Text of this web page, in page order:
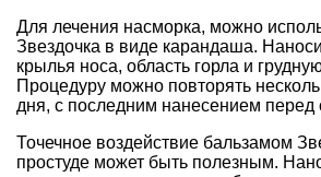
Для лечения насморка, можно
Звездочка в виде карандаша.
крылья носа, область горла и грудную
Процедуру можно повторять
дня, с последним нанесением перед
Точечное воздействие бальзамом
простуде может быть полезным.